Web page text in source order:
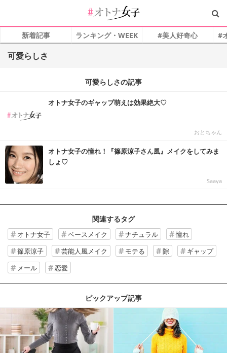
新着記事 ランキング・WEEK #美人好奇心 #
可愛らしさ
可愛らしさの記事
オトナ女子のギャップ萌えは効果絶大♡
おとちゃん
オトナ女子の憧れ！『篠原涼子さん風』メイクをしてみま
しょ♡
Saaya
関連するタグ
オトナ女子 ベースメイク ナチュラル
憧れ
篠原涼子
芸能人風メイク モテる 隙
ギャップ
メール
恋愛
ピックアップ記事